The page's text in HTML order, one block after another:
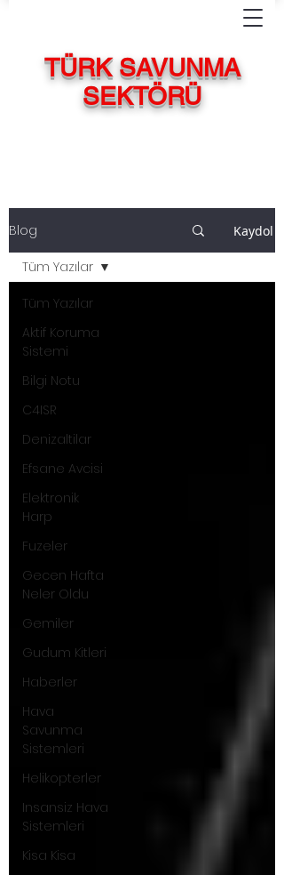
TÜRK SAVUNMA
SEKTÖRÜ
Blog Kaydol
Tüm Yazılar
Aktif Koruma
Sistemi
Bilgi Notu
C4ISR
Denizaltilar
Efsane Avcisi
Elektronik
Harp
Fuzeler
Gecen Hafta
Neler Oldu
Gemiler
Gudum Kitleri
Haberler
Hava
Savunma
Sistemleri
Helikopterler
Insansiz Hava
Sistemleri
Kisa Kisa
Tüm Yazılar